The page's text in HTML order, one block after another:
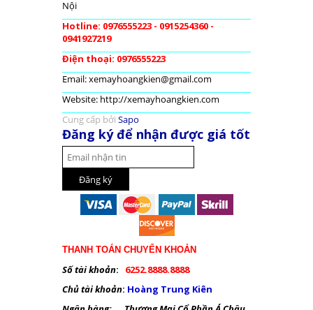
Nội
Hotline: 0976555223 - 0915254360 -
0941927219
Điện thoại: 0976555223
Email: xemayhoangkien@gmail.com
Website: http://xemayhoangkien.com
Cung cấp bởi Sapo
Đăng ký để nhận được giá tốt
THANH TOÁN CHUYỂN KHOẢN
Số tài khoản:
6252.8888.8888
Chủ tài khoản: Hoàng Trung Kiên